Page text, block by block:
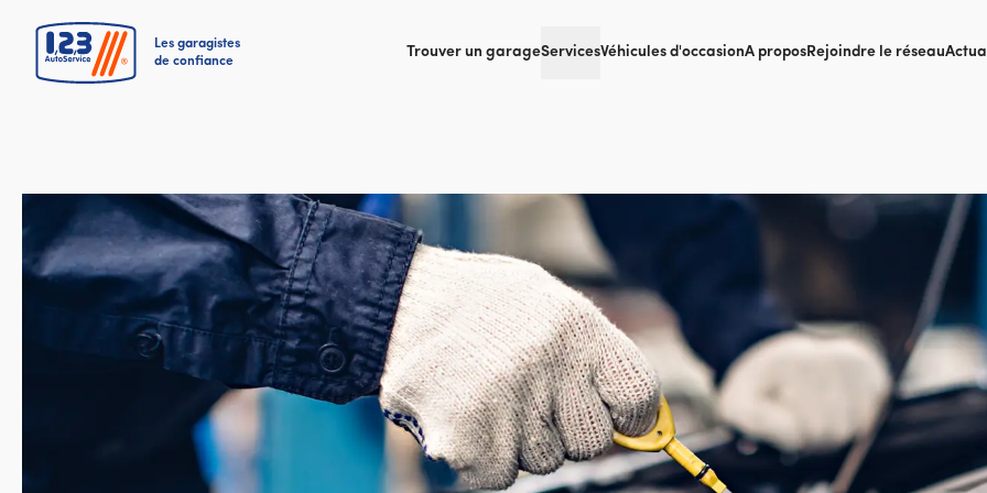
Les garagistes
de confiance
Trouver un garageServicesVéhicules d'occasionA proposRejoindre le réseau